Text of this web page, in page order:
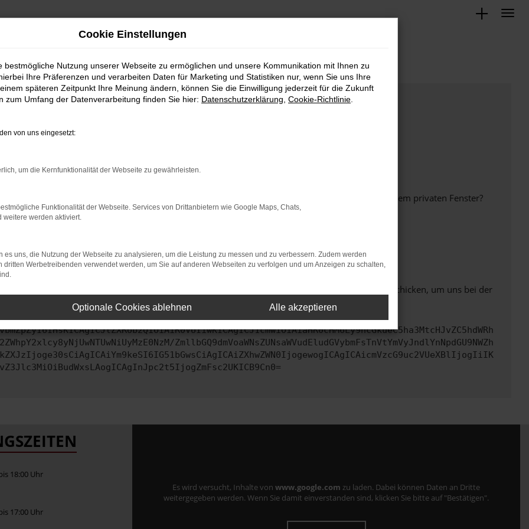
bestimmter Seiten verhindern. Funktioniert die Seite in einem anderen Browser oder in einem privaten Fenster?
beheben.
auf dem neuesten Stand sind.
kann auch dazu führen, dass bestimmte Funktionen nicht mehr unterstützt werden.
uns bitte. Wir werden versuchen, das Problem zu beheben. Du kannst uns diesen Text schicken, um uns bei der
ZmllbGQ9dmVoaWNsZUNsaWVudEludGVybmFsTnVtYmVyJndlYnNpdGU9NWZh
18:00 Uhr
17:00 Uhr
Es wird versucht, Inhalte von www.google.com zu laden. Dabei können Daten an Dritte
weitergegeben werden. Wenn Sie damit einverstanden sind, klicken Sie bitte auf "Bestätigen".
Cookie Einstellungen
bestmögliche Nutzung unserer Webseite zu ermöglichen und unsere Kommunikation mit Ihnen zu
Ihre Präferenzen und verarbeiten Daten für Marketing und Statistiken nur, wenn Sie uns Ihre
späteren Zeitpunkt Ihre Meinung ändern, können Sie die Einwilligung jederzeit für die Zukunft
zum Umfang der Datenverarbeitung finden Sie hier: Datenschutzerklärung Cookie-Richtlinie
von uns eingesetzt:
um die Kernfunktionalität der Webseite zu gewährleisten.
Funktionalität der Webseite. Services von Drittanbietern wie Google Maps, Chats,
weitere werden aktiviert.
es uns, die Nutzung der Webseite zu analysieren, um die Leistung zu messen und zu verbessern. Zudem werden
dritten Werbetreibenden verwendet werden, um Sie auf anderen Webseiten zu verfolgen und um Anzeigen zu schalten,
Optionale Cookies ablehnen Alle akzeptieren